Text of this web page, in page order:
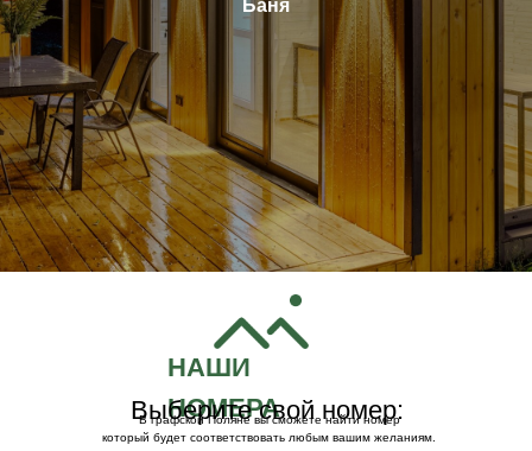
Баня
НАШИ
НОМЕРА
Вы берите свой номер:
В графской Поляне вы сможете найти номер
который будет соответствовать любым вашим желаниям.